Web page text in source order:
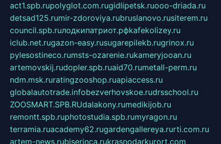
act1.spb.rupolyglot.com.rugidlipetsk.ruooo-driada.ru
detsad125.rumir-zdoroviya.rubruslanovo.rusiterem.ru
council.spb.ruлодкипатриот.рфkafekolizey.ru
iclub.net.rugazon-easy.rusugarepilekb.rugrinox.ru
pylesostineco.rumsts-ozarenie.rukameryjooan.ru
artemovskij.rudopler.spb.ruaid70.rumetall-perm.ru
ndm.msk.ruratingzooshop.ruapiaccess.ru
globalautotrade.infobezverhovskoe.rudrsschool.ru
ZOOSMART.SPB.RUdalakony.rumedikijob.ru
remontt.spb.ruphotostudia.spb.rumyragon.ru
terramia.ruacademy62.rugardengallereya.rurti.com.ru
artem-news.rubiserinca.rukrasnodarkurort.com